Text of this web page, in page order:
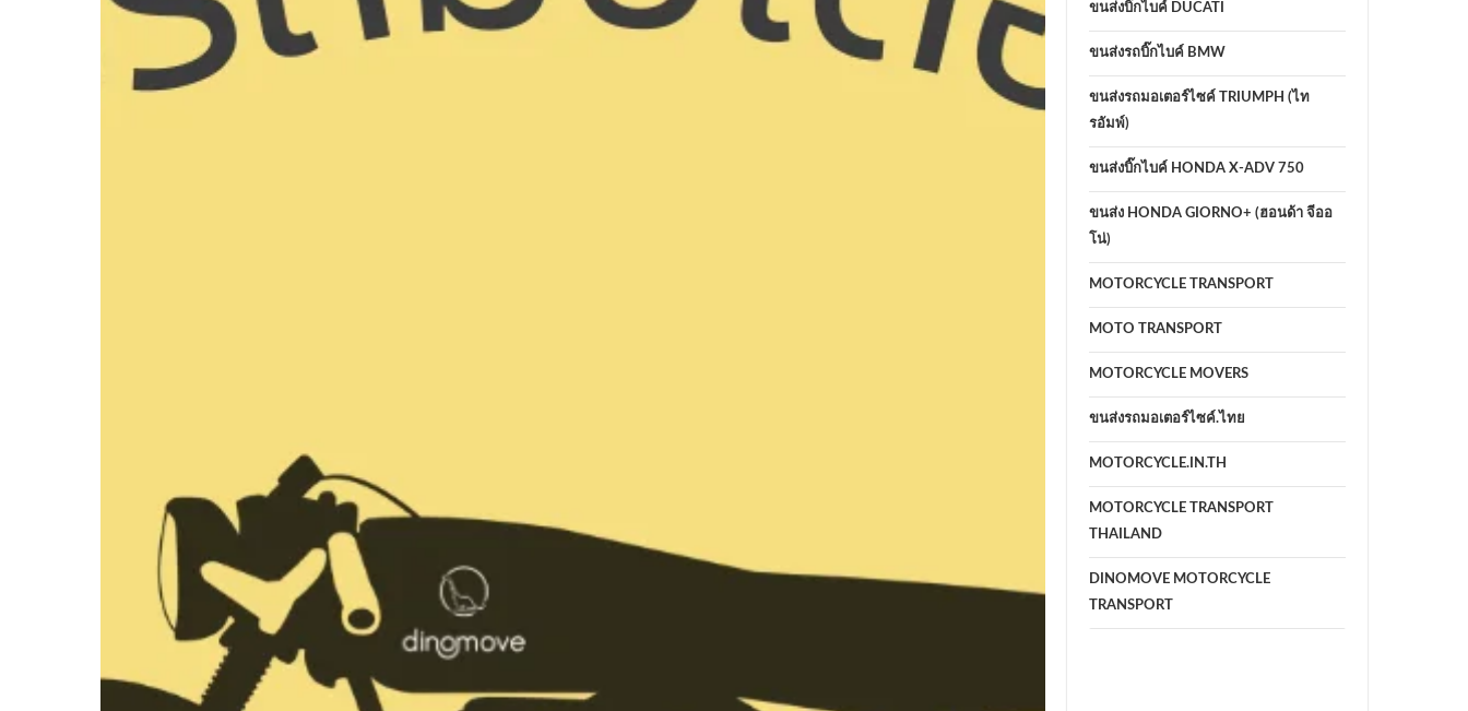
ขนส่งบิ๊กไบค์ DUCATI
ขนส่งรถบิ๊กไบค์ BMW
ขนส่งรถมอเตอร์ไซค์ TRIUMPH (ไท
รอัมพ์)
ขนส่งบิ๊กไบค์ HONDA X-ADV 750
ขนส่ง HONDA GIORNO+ (ฮอนด้า จีออ
โน่)
MOTORCYCLE TRANSPORT
MOTO TRANSPORT
MOTORCYCLE MOVERS
ขนส่งรถมอเตอร์ไซค์.ไทย
MOTORCYCLE.IN.TH
MOTORCYCLE TRANSPORT
THAILAND
DINOMOVE MOTORCYCLE
TRANSPORT